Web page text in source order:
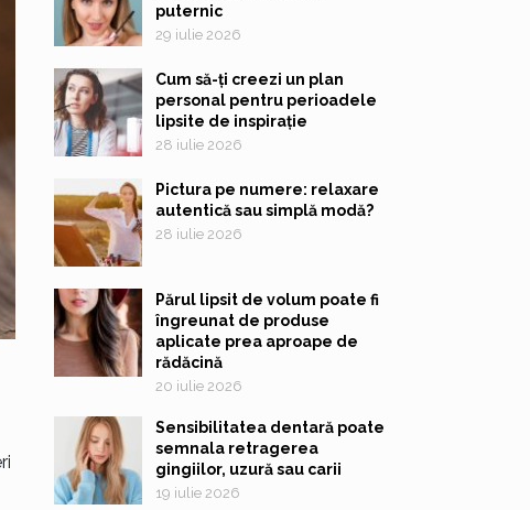
puternic
29 iulie 2026
Cum să-ți creezi un plan
personal pentru perioadele
lipsite de inspirație
28 iulie 2026
Pictura pe numere: relaxare
autentică sau simplă modă?
28 iulie 2026
Părul lipsit de volum poate fi
îngreunat de produse
aplicate prea aproape de
rădăcină
20 iulie 2026
Sensibilitatea dentară poate
semnala retragerea
gingiilor, uzură sau carii
19 iulie 2026